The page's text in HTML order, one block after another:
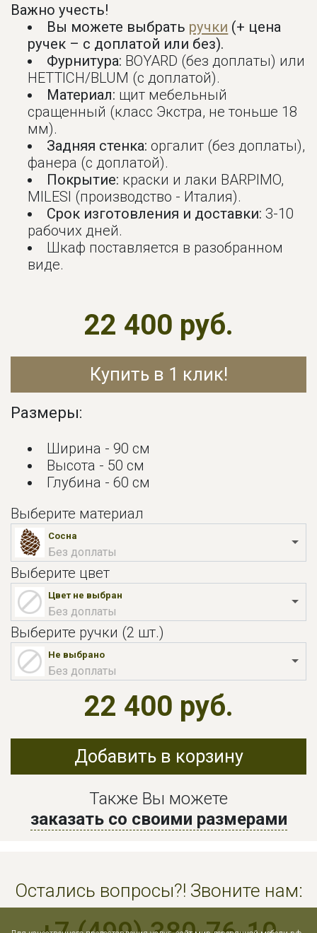
Важно учесть!
Вы можете выбрать ручки (+ цена
ручек – с доплатой или без).
Фурнитура: BOYARD (без доплаты) или
HETTICH/BLUM (с доплатой).
Материал: щит мебельный
сращенный (класс Экстра, не тоньше 18
мм).
Задняя стенка: оргалит (без доплаты),
фанера (с доплатой).
Покрытие: краски и лаки BARPIMO,
MILESI (производство - Италия).
Срок изготовления и доставки: 3-10
рабочих дней.
Шкаф поставляется в разобранном
виде.
Купить в 1 клик!
22 400 руб.
Размеры:
Ширина - 90 см
Высота - 50 см
Глубина - 60 см
Выберите материал
Сосна
Без доплаты
Выберите цвет
Цвет не выбран
Без доплаты
Выберите ручки (2 шт.)
Не выбрано
Без доплаты
22 400 руб.
Добавить в корзину
Также Вы можете
заказать со своими размерами
Остались вопросы?! Звоните нам: